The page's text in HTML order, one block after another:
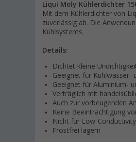
Liqui Moly Kühlerdichter
Mit dem Kühlerdichter von
zuverlässig ab. Die
Kühlsystems.
Details:
Dichtet kleine
Geeignet für Kühlwasser-
Geeignet für Aluminium-
Verträglich mit
Auch zur vorbeugenden
Keine Beeinträchtigung
Nicht für Low-
Frostfrei lagern